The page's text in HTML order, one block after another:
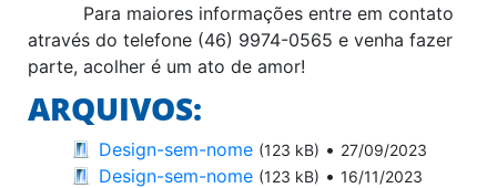
Para maiores informações entre em contato
através do telefone (46) 9974-0565 e venha fazer
parte, acolher é um ato de amor!
ARQUIVOS:
Design-sem-nome (123 kB) • 27/09/2023
Design-sem-nome (123 kB) • 16/11/2023